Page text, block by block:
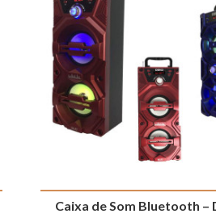
Caixa de Som Bluetooth –